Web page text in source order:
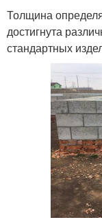
Толщина
достигнута
стандартных